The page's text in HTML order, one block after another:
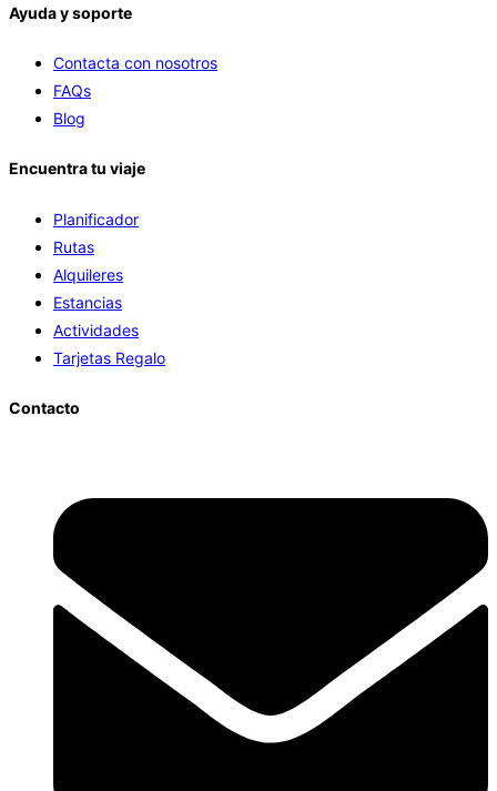
Ayuda y soporte
Contacta con nosotros
FAQs
Blog
Encuentra tu viaje
Planificador
Rutas
Alquileres
Estancias
Actividades
Tarjetas Regalo
Contacto